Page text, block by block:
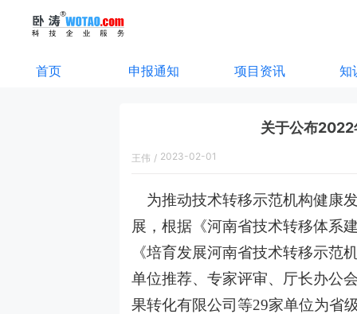
首页 申报通知 项目资讯 知
关于公布2022
王伟 / 2023-02-01
为推动技术转移示范机构健康
展，根据《河南省技术转移体系
《培育发展河南省技术转移示范
单位推荐、专家评审、厅长办公
果转化有限公司等29家单位为省